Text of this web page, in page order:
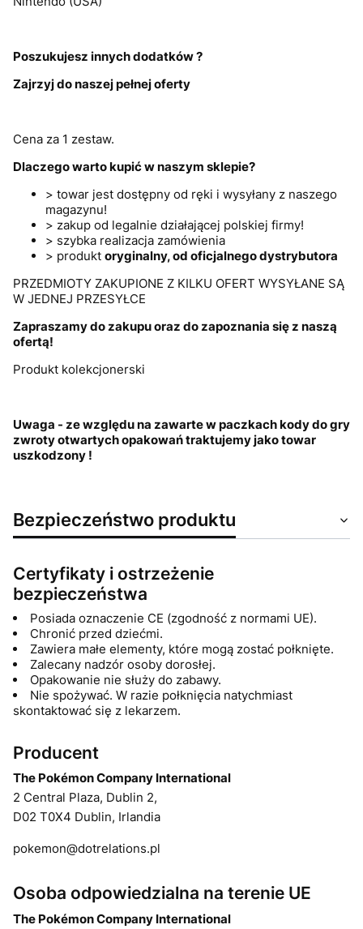
Poszukujesz innych dodatków ?
Zajrzyj do naszej pełnej oferty
Cena za 1 zestaw.
Dlaczego warto kupić w naszym sklepie?
> towar jest dostępny od ręki i wysyłany z naszego
magazynu!
> zakup od legalnie działającej polskiej firmy!
> szybka realizacja zamówienia
> produkt oryginalny, od oficjalnego dystrybutora
PRZEDMIOTY ZAKUPIONE Z KILKU OFERT WYSYŁANE SĄ
W JEDNEJ PRZESYŁCE
Zapraszamy do zakupu oraz do zapoznania się z naszą
ofertą!
Produkt kolekcjonerski
Uwaga - ze względu na zawarte w paczkach kody do gry
zwroty otwartych opakowań traktujemy jako towar
uszkodzony !
Bezpieczeństwo produktu
Certyfikaty i ostrzeżenie
bezpieczeństwa
Posiada oznaczenie CE (zgodność z normami UE).
Chronić przed dziećmi.
Zawiera małe elementy, które mogą zostać połknięte.
Zalecany nadzór osoby dorosłej.
Opakowanie nie służy do zabawy.
Nie spożywać. W razie połknięcia natychmiast
skontaktować się z lekarzem.
Producent
The Pokémon Company International
2 Central Plaza, Dublin 2,
D02 T0X4 Dublin, Irlandia
pokemon@dotrelations.pl
Osoba odpowiedzialna na terenie UE
The Pokémon Company International